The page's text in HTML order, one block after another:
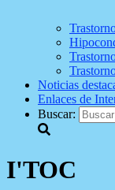
Noticias
Enlaces de
Buscar:
I'TOC